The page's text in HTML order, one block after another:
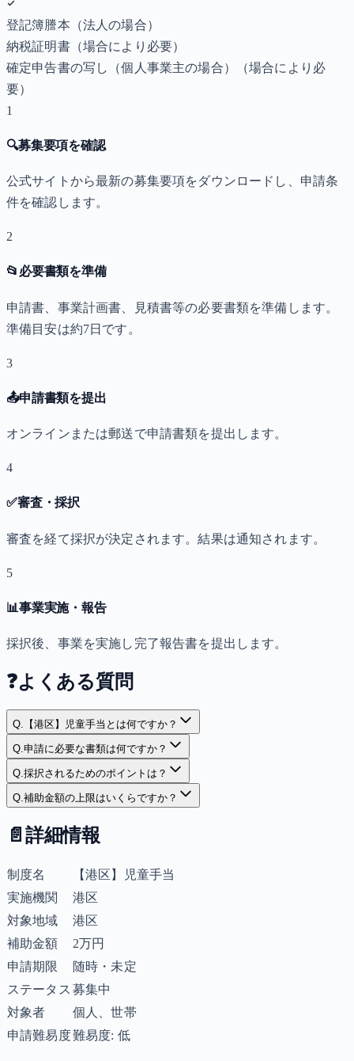
登記簿謄本（法人の場合）
納税証明書（場合により必要）
確定申告書の写し（個人事業主の場合）
（場合により必
要）
1
🔍募集要項を確認
公式サイトから最新の募集要項をダウンロードし、申請条
件を確認します。
2
📂 必要書類を準備
申請書、事業計画書、見積書等の必要書類を準備します。
準備目安は約7日です。
3
📤申請書類を提出
オンラインまたは郵送で申請書類を提出します。
4
✅審査・採択
審査を経て採択が決定されます。結果は通知されます。
5
📊事業実施・報告
採択後、事業を実施し完了報告書を提出します。
❓よくある質問
Q. 【港区】児童手当とは何ですか？
Q.申請に必要な書類は何ですか？
Q.採択されるためのポイントは？
Q.補助金額の上限はいくらですか？
📄 詳細情報
制度名
【港区】児童手当
実施機関
港区
対象地域
港区
補助金額
2万円
申請期限
随時・未定
ステータス 募集中
対象者
個人、世帯
申請難易度難易度: 低